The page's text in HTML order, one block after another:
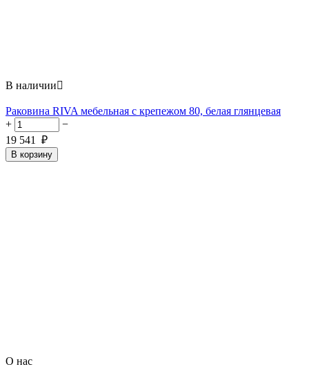
В наличии
Раковина RIVA мебельная с крепежом 80, белая глянцевая
+
−
19 541
₽
В корзину
О нас